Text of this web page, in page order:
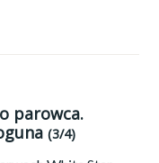
parowca.
(3/4)